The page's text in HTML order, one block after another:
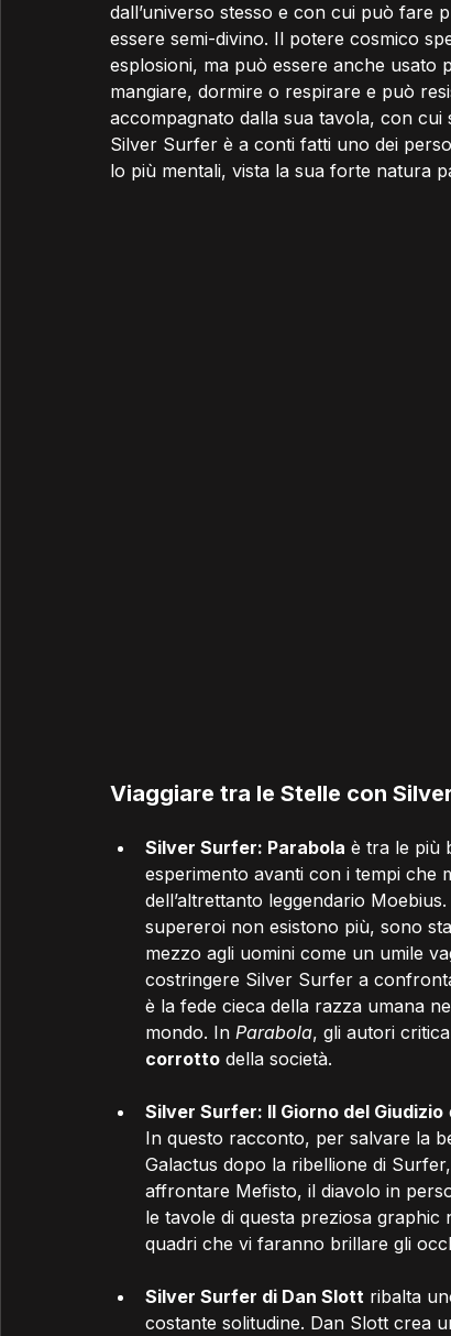
dall’universo stesso e con cui può fare
essere semi-divino. Il potere cosmico
esplosioni, ma può essere anche
mangiare, dormire o respirare e può
accompagnato dalla sua tavola, con
Silver Surfer è a conti fatti uno dei
lo più mentali, vista la sua forte natura
Viaggiare tra le Stelle con
Silver Surfer: Parabola è tra le più
esperimento avanti con i tempi che
dell’altrettanto leggendario
supereroi non esistono più, sono
mezzo agli uomini come un umile
costringere Silver Surfer a
è la fede cieca della razza umana
mondo. In Parabola, gli autori
corrotto della società.
Silver Surfer: Il Giorno del Giudizio
In questo racconto, per salvare la
Galactus dopo la ribellione di
affrontare Mefisto, il diavolo in
le tavole di questa preziosa
quadri che vi faranno brillare gli
Silver Surfer di Dan Slott ribalta
costante solitudine. Dan Slott crea